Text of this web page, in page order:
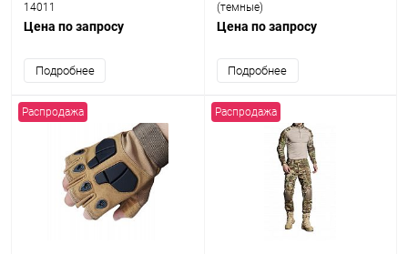
14011
Цена по запросу
Подробнее
(темные)
Цена по запросу
Подробнее
Распродажа Распродажа